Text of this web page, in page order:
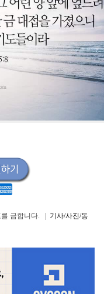
를 금합니다. | 기사/사진/동